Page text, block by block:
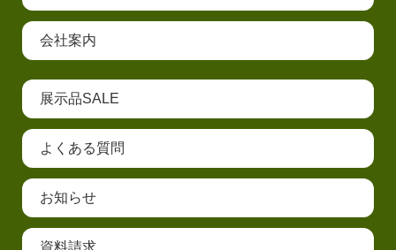
会社案内
展示品SALE
よくある質問
お知らせ